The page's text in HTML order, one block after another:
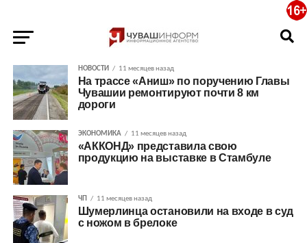
НОВОСТИ 11 месяцев назад
На трассе «Аниш» по поручению Главы
Чувашии ремонтируют почти 8 км
дороги
ЭКОНОМИКА 11 месяцев назад
«АККОНД» представила свою
продукцию на выставке в Стамбуле
ЧП 11 месяцев назад
Шумерлинца остановили на входе в суд
с ножом в брелоке